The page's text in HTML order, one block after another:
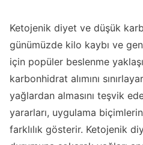
Ketojenik diyet ve düşük
günümüzde kilo kaybı ve
için popüler beslenme
karbonhidrat alımını
yağlardan almasını teşvik
yararları, uygulama
farklılık gösterir. Ketojenik